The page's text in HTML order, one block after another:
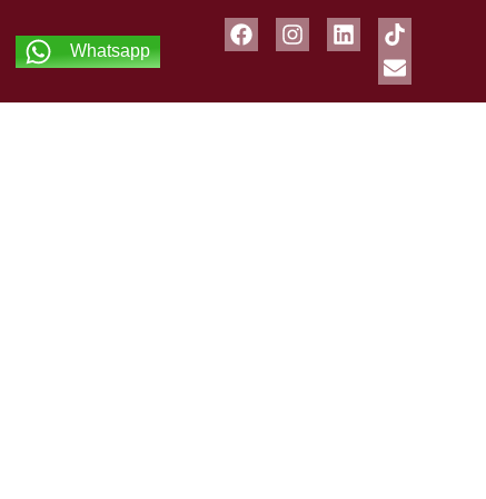
Whatsapp